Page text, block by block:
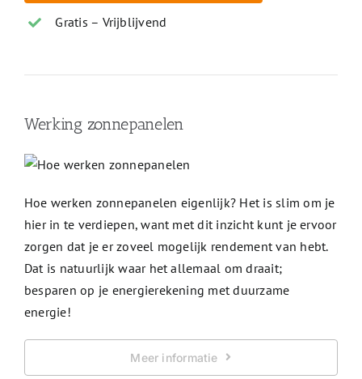
Gratis – Vrijblijvend
Werking zonnepanelen
Hoe werken zonnepanelen eigenlijk? Het is slim om je
hier in te verdiepen, want met dit inzicht kunt je ervoor
zorgen dat je er zoveel mogelijk rendement van hebt.
Dat is natuurlijk waar het allemaal om draait;
besparen op je energierekening met duurzame
energie!
Meer informatie